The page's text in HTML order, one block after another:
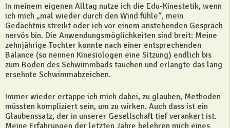
In meinem eigenen Alltag nutze ich die Edu-Kinestetik, wenn
ich mich „mal wieder durch den Wind fühle“, mein
Gedächtnis streikt oder ich vor einem anstehenden Gespräch
nervös bin. Die Anwendungsmöglichkeiten sind breit: Meine
zehnjährige Tochter konnte nach einer entsprechenden
Balance (so nennen Kinesiologen eine Sitzung) endlich bis
zum Boden des Schwimmbads tauchen und erlangte das lang
ersehnte Schwimmabzeichen.
Immer wieder ertappe ich mich dabei, zu glauben, Methoden
müssten kompliziert sein, um zu wirken. Auch dass ist ein
Glaubenssatz, der in unserer Gesellschaft tief verankert ist.
Meine Erfahrungen der letzten Jahre belehren mich eines